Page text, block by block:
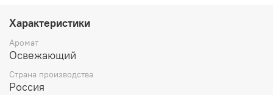
Аромат высокой насыщенности, который заполнит
собой все ваше пространство
Налейте необходимое кол-во жидкости в диффузор,
вставьте бамбуковыми, ротанговыми или из
фиброволокна палочки.
Характеристики
Аромат
Освежающий
Страна производства
Россия